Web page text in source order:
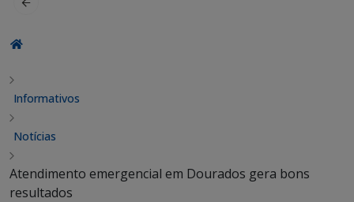
Informativos
Notícias
Atendimento emergencial em Dourados gera bons
resultados